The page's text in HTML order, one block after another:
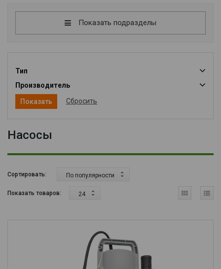
Показать подразделы
Тип
Производитель
Сбросить
Насосы
Сортировать: По популярности
Показать товаров: 24